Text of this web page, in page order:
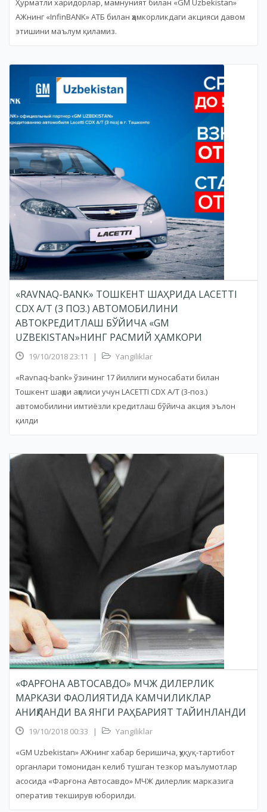
Ҳурматли харидорлар, мамнуният билан «GM Uzbekistan»
АЖнинг «InfinBANK» АТБ билан ҳамкорликдаги акцияси давом
этишини маълум қиламиз.
«RAVNAQ-BANK» ТОШКЕНТ ШАҲРИДА LACETTI
CDX A/T (3 ПОЗ.) АВТОМОБИЛИНИ
АВТОКРЕДИТЛАШ БЎЙИЧА «GM
UZBEKISTAN»НИНГ РАСМИЙ ҲАМКОРИ
19/10/2018 23:11 |
Yangiliklar
«Ravnaq-bank» ўзининг 17 йиллиги муносабати билан
Тошкент шаҳри аҳолиси учун LACETTI CDX A/T (3-поз.)
автомобилини имтиёзли кредитлаш бўйича акция эълон
қилди
«ФАРҒОНА АВТОСАВДО» МЧЖ ДИЛЕРЛИК
МАРКАЗИ ФАОЛИЯТИДА КАМЧИЛИКЛАР
АНИҚЛАНДИ ВА ЯНГИ РАҲБАРИЯТ ТАЙИНЛАНДИ
19/10/2018 00:33 |
Yangiliklar
«GM Uzbekistan» АЖнинг хабар беришича, ҳуқуқ-тартибот
органлари томонидан келиб тушган тезкор маълумотлар
асосида «Фарғона Автосавдо» МЧЖ дилерлик марказига
оператив текширув юборилди.